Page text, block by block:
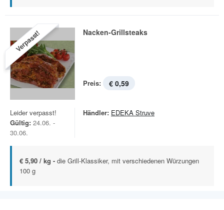
Verpasst! Nacken-Grillsteaks
Preis: € 0,59
Leider verpasst!
Gültig: 24.06. -
30.06.
Händler: EDEKA Struve
€ 5,90 / kg - die Grill-Klassiker, mit verschiedenen Würzungen
100 g